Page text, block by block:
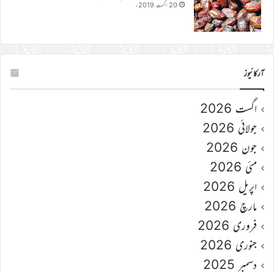
20 اگست 2019ء
آرکائیوز
اگست 2026
جولائی 2026
جون 2026
مئی 2026
اپریل 2026
مارچ 2026
فروری 2026
جنوری 2026
دسمبر 2025